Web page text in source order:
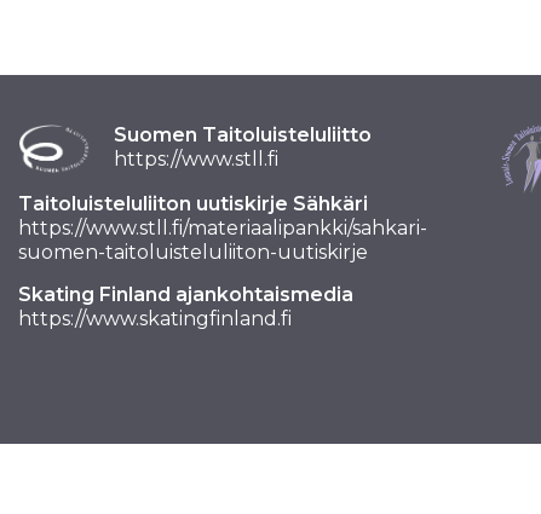
Suomen Taitoluisteluliitto
https://www.stll.fi
Taitoluisteluliiton uutiskirje Sähkäri
https://www.stll.fi/materiaalipankki/sahkari-
suomen-taitoluisteluliiton-uutiskirje
Skating Finland ajankohtaismedia
https://www.skatingfinland.fi